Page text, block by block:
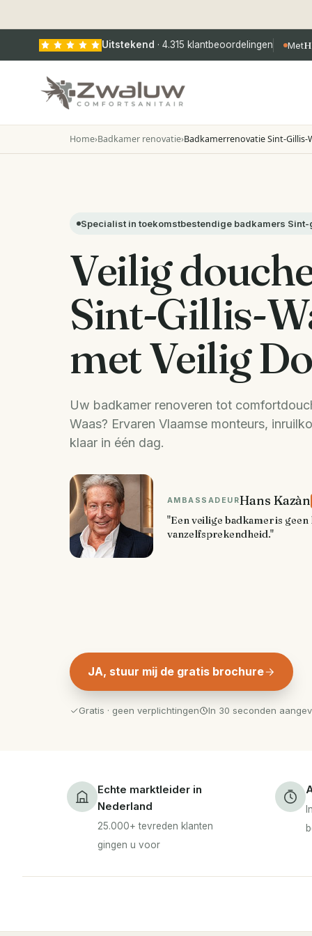
Uitstekend · 4.315 klantbeoordelingen Met
Home›Badkamer renovatie›Badkamerrenovatie Sint-Gillis-
Specialist in toekomstbestendige badkamers
Veilig
Sint-Gillis-
met Veilig
Uw badkamer renoveren tot
Waas? Ervaren Vlaamse monteurs,
klaar in één dag.
AMBASSADEURHans Kazàn
"Een veilige badkamer is
vanzelfsprekendheid."
JA, stuur mij de gratis brochure
Gratis · geen verplichtingen In 30 seconden
Echte marktleider in
Nederland
25.000+ tevreden klanten
gingen u voor